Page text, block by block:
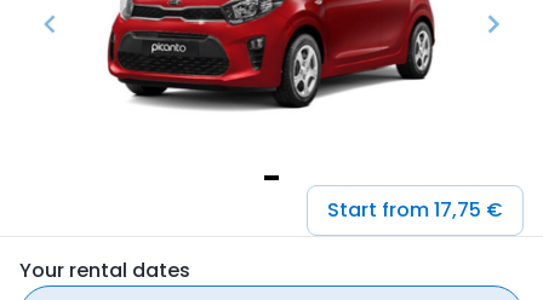
Start from 17,75 €
Your rental dates